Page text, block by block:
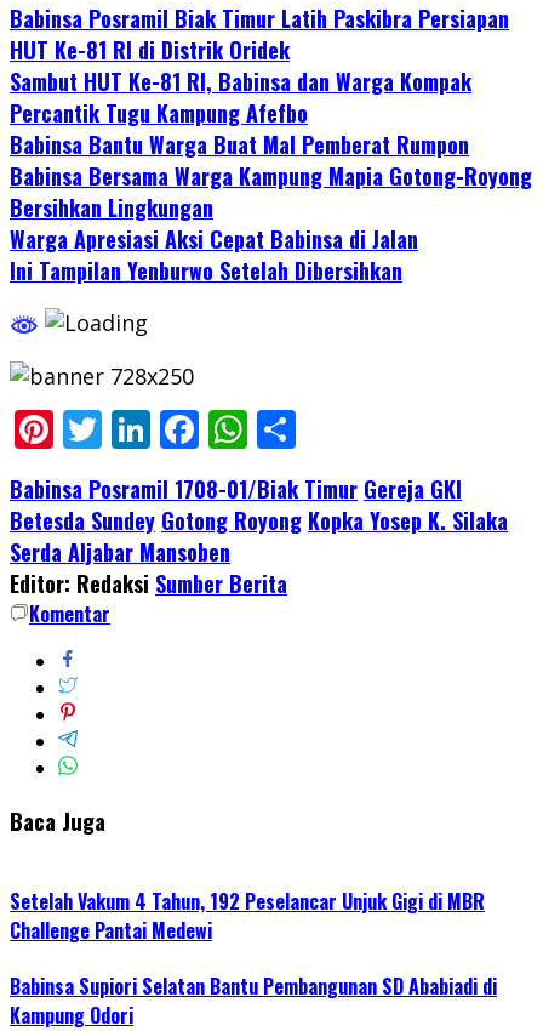
Babinsa Posramil Biak Timur Latih Paskibra Persiapan
HUT Ke-81 RI di Distrik Oridek
Sambut HUT Ke-81 RI, Babinsa dan Warga Kompak
Percantik Tugu Kampung Afefbo
Babinsa Bantu Warga Buat Mal Pemberat Rumpon
Babinsa Bersama Warga Kampung Mapia Gotong-Royong
Bersihkan Lingkungan
Warga Apresiasi Aksi Cepat Babinsa di Jalan
Ini Tampilan Yenburwo Setelah Dibersihkan
Pinterest
Twitter
LinkedIn
Facebook
WhatsApp
Babinsa Posramil 1708-01/Biak Timur Gereja GKI
Betesda Sundey Gotong Royong Kopka Yosep K. Silaka
Serda Aljabar Mansoben
Editor: Redaksi Sumber Berita
Komentar
Baca Juga
Setelah Vakum 4 Tahun, 192 Peselancar Unjuk Gigi di MBR
Challenge Pantai Medewi
Babinsa Supiori Selatan Bantu Pembangunan SD Ababiadi di
Kampung Odori